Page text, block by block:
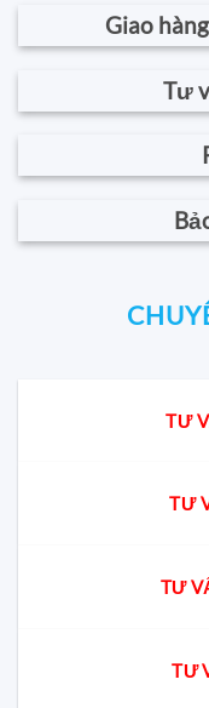
Giao
Tư
TƯ
TƯ
TƯ
TƯ